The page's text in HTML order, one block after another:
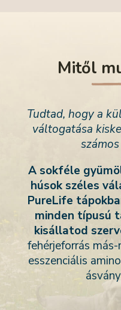
Mitől
Tudtad, hogy a
váltogatása
A sokféle
húsok széles
PureLife
minden típusú
kisállatod
fehérjeforrás
esszenciális